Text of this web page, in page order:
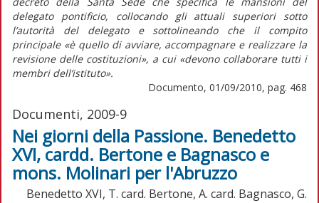
delegato pontificio, collocando gli attuali superiori sotto
l’autorità del delegato e sottolineando che il compito
principale «è quello di avviare, accompagnare e realizzare la
revisione delle costituzioni», a cui «devono collaborare tutti i
membri dell’istituto».
Documento, 01/09/2010, pag. 468
Documenti, 2009-9
Nei giorni della Passione. Benedetto
XVI, cardd. Bertone e Bagnasco e
mons. Molinari per l'Abruzzo
Benedetto XVI, T. card. Bertone, A. card. Bagnasco, G.